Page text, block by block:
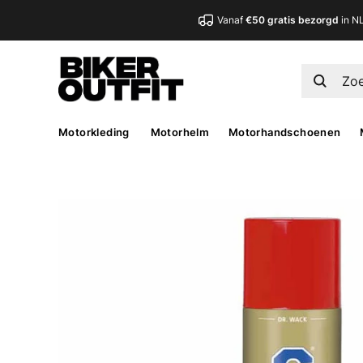
Vanaf €50 gratis bezorgd in
Motorkleding Motorhelm Motorhandschoenen